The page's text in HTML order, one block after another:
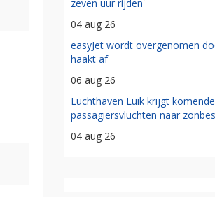
zeven uur rijden'
04 aug 26
easyJet wordt overgenomen
haakt af
06 aug 26
Luchthaven Luik krijgt
passagiersvluchten naar
04 aug 26